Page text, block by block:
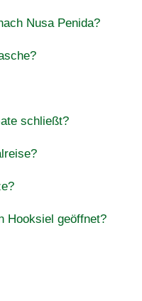
Nusa Penida?
schließt?
Hooksiel geöffnet?